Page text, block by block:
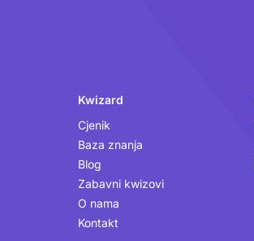
Kwizard
Cjenik
Baza znanja
Blog
Zabavni kwizovi
O nama
Kontakt